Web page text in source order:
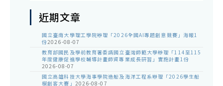
近期文章
國立臺南大學理工學院辦理「2026全國AI專題創意競賽」海報1
份2026-08-07
教育部國民及學前教育署委請國立臺灣師範大學辦理「114至115
年度健康促進學校輔導計畫師資專業成長研習」實施計畫1份
2026-08-07
國立高雄科技大學海事學院造船及海洋工程系辦理「2026學生船
模創客大賽」 2026-08-07